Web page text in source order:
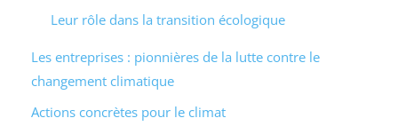
Leur rôle dans la transition écologique
Les entreprises : pionnières de la lutte contre le
changement climatique
Actions concrètes pour le climat